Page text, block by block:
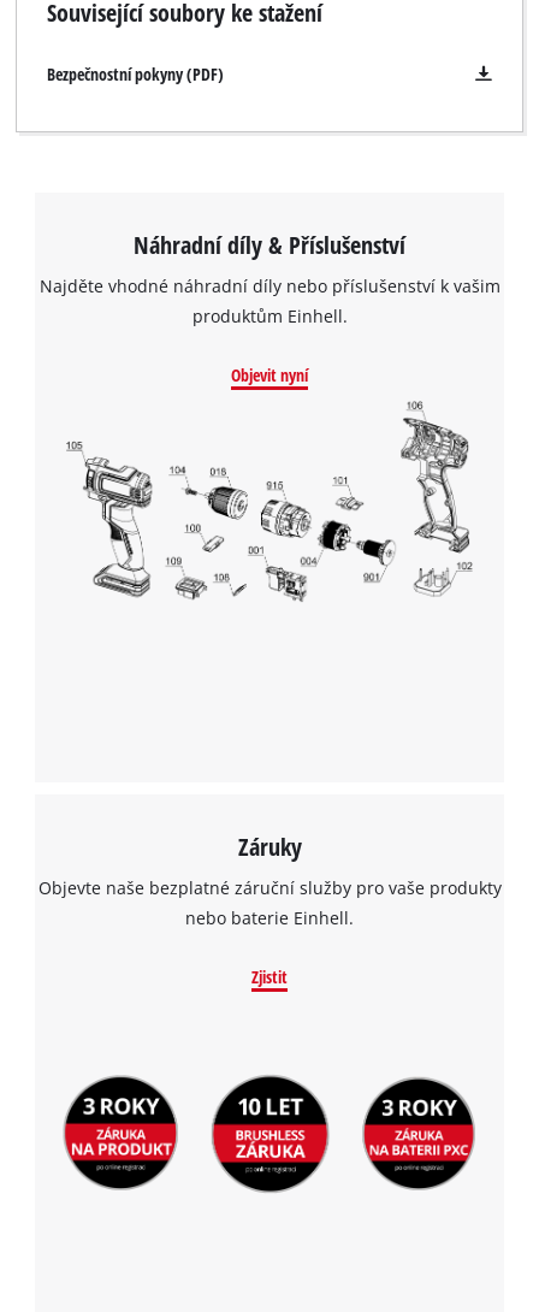
K načtení služby Google Maps
potřebujeme váš souhlas!
This content is not permitted to load due
to trackers that are not disclosed to the
visitor. The website owner needs to setup
the site with their CMP to add this content
to the list of technologies used.
Powered byUsercentrics Consent
Související soubory ke stažení
Bezpečnostní pokyny (PDF)
Náhradní díly & Příslušenství
Najděte vhodné náhradní díly nebo příslušenství k vašim
produktům Einhell.
Objevit nyní
Záruky
Objevte naše bezplatné záruční služby pro vaše produkty
nebo baterie Einhell.
Zjistit